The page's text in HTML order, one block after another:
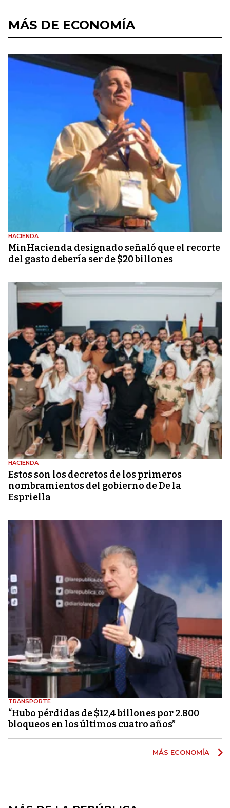
MÁS DE ECONOMÍA
HACIENDA
MinHacienda designado señaló que el recorte
del gasto debería ser de $20 billones
HACIENDA
Estos son los decretos de los primeros
nombramientos del gobierno de De la
Espriella
TRANSPORTE
“Hubo pérdidas de $12,4 billones por 2.800
bloqueos en los últimos cuatro años”
MÁS ECONOMÍA